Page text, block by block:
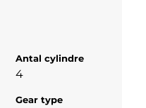
Antal cylindre
4
Gear type